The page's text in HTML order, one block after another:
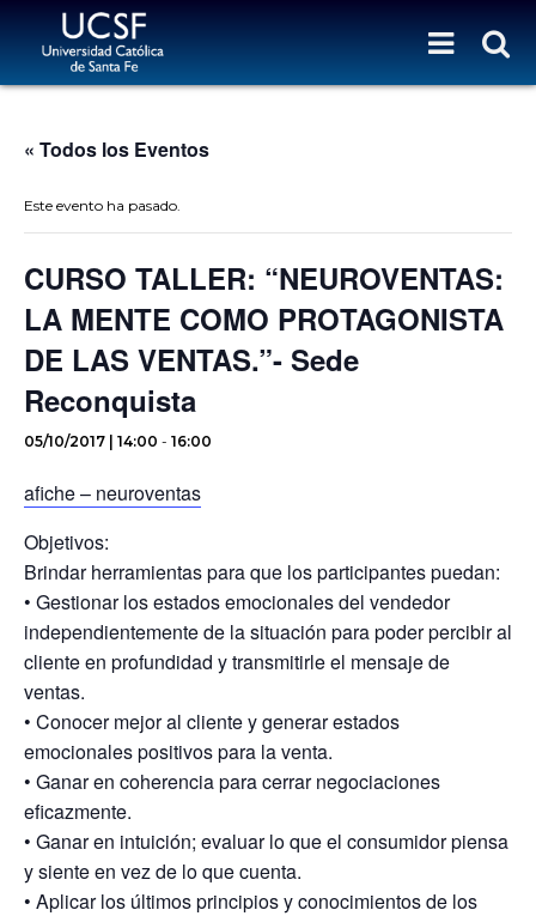
« Todos los Eventos
Este evento ha pasado.
CURSO TALLER: “NEUROVENTAS:
LA MENTE COMO PROTAGONISTA
DE LAS VENTAS.”- Sede
Reconquista
05/10/2017 | 14:00 - 16:00
afiche – neuroventas
Objetivos:
Brindar herramientas para que los participantes puedan:
• Gestionar los estados emocionales del vendedor
independientemente de la situación para poder percibir al
cliente en profundidad y transmitirle el mensaje de
ventas.
• Conocer mejor al cliente y generar estados
emocionales positivos para la venta.
• Ganar en coherencia para cerrar negociaciones
eficazmente.
• Ganar en intuición; evaluar lo que el consumidor piensa
y siente en vez de lo que cuenta.
• Aplicar los últimos principios y conocimientos de los